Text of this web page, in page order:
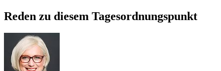
Reden zu diesem Tagesordnungspunkt